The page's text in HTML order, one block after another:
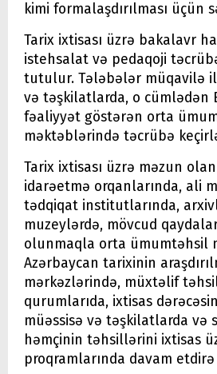
kimi formalaşdırılması üçün
Tarix ixtisası üzrə bakalavr
istehsalat və pedaqoji
tutulur. Tələbələr müqavilə
və təşkilatlarda, o cümlədən
fəaliyyət göstərən orta
məktəblərində təcrübə
Tarix ixtisası üzrə məzun
idarəetmə orqanlarında, ali
tədqiqat institutlarında,
muzeylərdə, mövcud
olunmaqla orta ümumtəhsil
Azərbaycan tarixinin
mərkəzlərində, müxtəlif
qurumlarıda, ixtisas
müəssisə və təşkilatlarda və
həmçinin təhsillərini ixtisas
proqramlarında davam